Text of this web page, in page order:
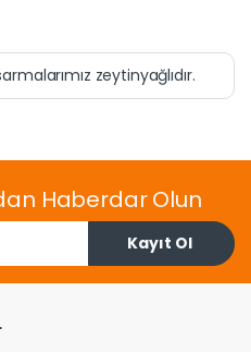
zeytinyağlıdır.
Haberdar Olun
Kayıt Ol